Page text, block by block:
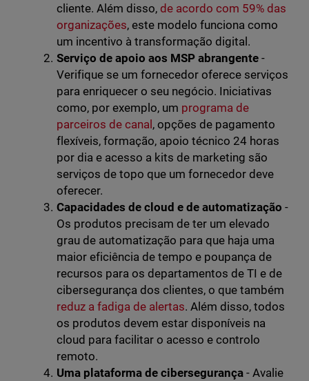
cliente. Além disso, de acordo com 59% das
organizações, este modelo funciona como
um incentivo à transformação digital.
Serviço de apoio aos MSP abrangente -
Verifique se um fornecedor oferece serviços
para enriquecer o seu negócio. Iniciativas
como, por exemplo, um programa de
parceiros de canal , opções de pagamento
flexíveis, formação, apoio técnico 24 horas
por dia e acesso a kits de marketing são
serviços de topo que um fornecedor deve
oferecer.
Capacidades de cloud e de automatização -
Os produtos precisam de ter um elevado
grau de automatização para que haja uma
maior eficiência de tempo e poupança de
recursos para os departamentos de TI e de
cibersegurança dos clientes, o que também
reduz a fadiga de alertas. Além disso, todos
os produtos devem estar disponíveis na
cloud para facilitar o acesso e controlo
remoto.
Uma plataforma de cibersegurança - Avalie